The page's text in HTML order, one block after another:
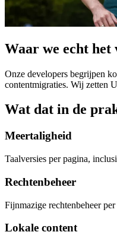
Waar we echt het
Onze developers begrijpen
contentmigraties. Wij zetten
Wat dat in de
Meertaligheid
Taalversies per pagina,
Rechtenbeheer
Fijnmazige rechtenbeheer
Lokale content